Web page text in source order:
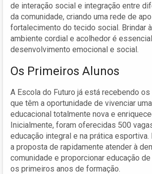
de interação social e integração entre
da comunidade, criando uma rede de
fortalecimento do tecido social. Brindar
ambiente cordial e acolhedor é
desenvolvimento emocional e social.
Os Primeiros Alunos
A Escola do Futuro já está recebendo
que têm a oportunidade de vivenciar
educacional totalmente nova e
Inicialmente, foram oferecidas 500
educação integral e na prática
a proposta de rapidamente atender à
comunidade e proporcionar educação
os primeiros anos de formação.